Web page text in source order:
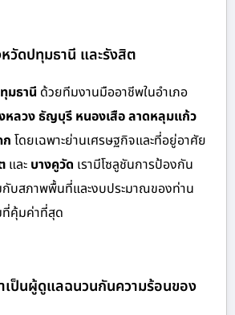
วัดปทุมธานี และรังสิต
มธานี ด้วยทีมงานมืออาชีพในอำเภอ
หลวง ธัญบุรี หนองเสือ ลาดหลุมแก้ว
ก โดยเฉพาะย่านเศรษฐกิจและที่อยู่อาศัย
และ บางคูวัด เรามีโซลูชันการป้องกัน
กับสภาพพื้นที่และงบประมาณของท่าน
ที่คุ้มค่าที่สุด
เป็นผู้ดูแลฉนวนกันความร้อนของ